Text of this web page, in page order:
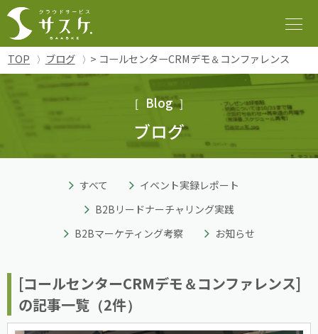
TOP ブログ > コールセンターCRMデモ＆コンファレンス
Blog
ブログ
すべて
イベント実録レポート
B2Bリードナーチャリング実践
B2Bマーケティング考察
お知らせ
[コールセンターCRMデモ＆コンファレンス]
の記事一覧（2件）